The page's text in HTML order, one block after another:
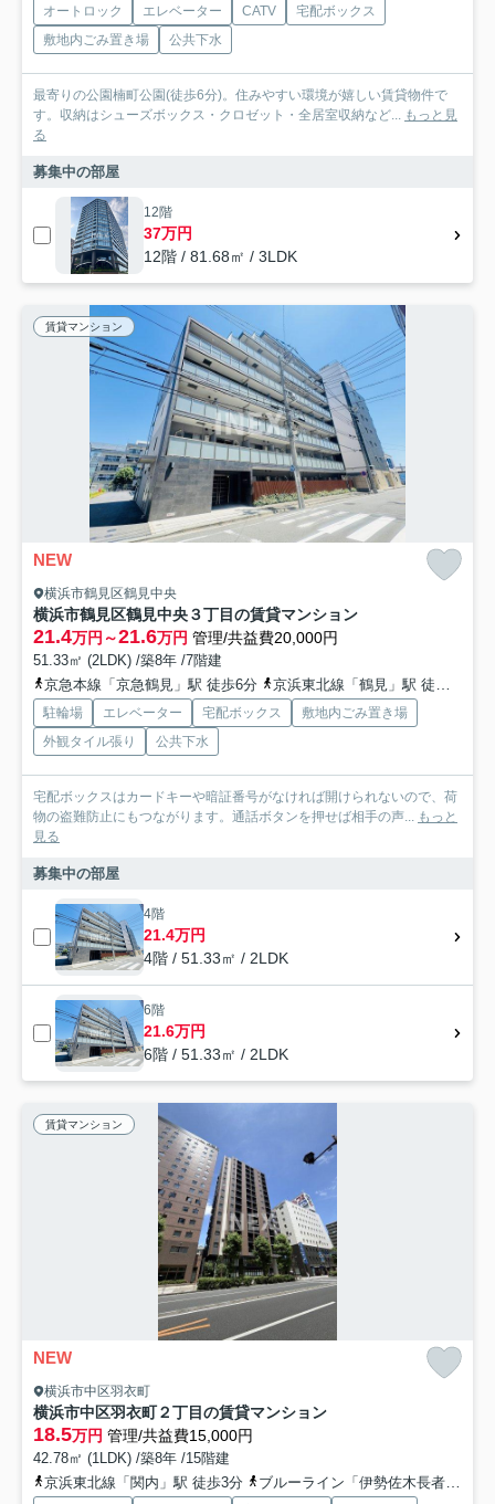
オートロック エレベーター CATV
宅配ボックス
敷地内ごみ置き場
公共下水
最寄りの公園楠町公園(徒歩6分)。住みやすい環境が嬉しい賃貸物件で
す。収納はシューズボックス・クロゼット・全居室収納など... もっと見
る
募集中の部屋
12階
37万円
12階 / 81.68㎡ / 3LDK
賃貸マンション
NEW
横浜市鶴見区鶴見中央
横浜市鶴見区鶴見中央３丁目の賃貸マンション
21.4万円～21.6万円 管理/共益費20,000円
51.33㎡ (2LDK) /築8年 /7階建
京急本線「京急鶴見」駅 徒歩6分
京浜東北線「鶴見」駅 徒歩7分
駐輪場 エレベーター 宅配ボックス
敷地内ごみ置き場
外観タイル張り
公共下水
宅配ボックスはカードキーや暗証番号がなければ開けられないので、荷
物の盗難防止にもつながります。通話ボタンを押せば相手の声... もっと
見る
募集中の部屋
4階
21.4万円
4階 / 51.33㎡ / 2LDK
6階
21.6万円
6階 / 51.33㎡ / 2LDK
賃貸マンション
NEW
横浜市中区羽衣町
横浜市中区羽衣町２丁目の賃貸マンション
18.5万円 管理/共益費15,000円
42.78㎡ (1LDK) /築8年 /15階建
京浜東北線「関内」駅 徒歩3分
ブルーライン「伊勢佐木長者町」駅 徒歩6分